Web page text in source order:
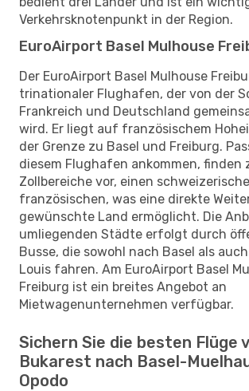
Verkehrsknotenpunkt in der Region.
EuroAirport Basel Mulhouse
Der EuroAirport Basel Mulhouse
trinationaler Flughafen, der von der
Frankreich und Deutschland
wird. Er liegt auf französischem
der Grenze zu Basel und Freiburg.
diesem Flughafen ankommen, finden
Zollbereiche vor, einen
französischen, was eine direkte
gewünschte Land ermöglicht. Die
umliegenden Städte erfolgt durch
Busse, die sowohl nach Basel als
Louis fahren. Am EuroAirport Basel
Freiburg ist ein breites Angebot an
Mietwagenunternehmen verfügbar.
Sichern Sie die besten Flüge
Bukarest nach Basel-
Opodo